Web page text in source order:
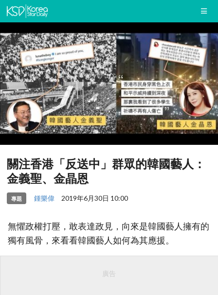
關注香港「反送中」群眾的韓國藝人：
金義聖、金晶恩
專題 鍾樂偉 2019年6月30日 10:00
無懼政權打壓，敢表達政見，向來是韓國藝人擁有的
獨有風骨，來看看韓國藝人如何為其應援。
廣告